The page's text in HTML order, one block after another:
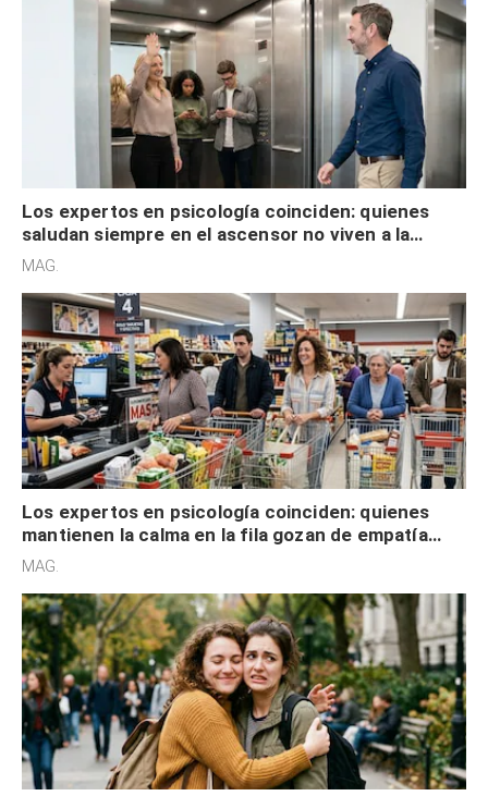
Los expertos en psicología coinciden: quienes
saludan siempre en el ascensor no viven a la
defensiva y tienen apertura social
MAG.
Los expertos en psicología coinciden: quienes
mantienen la calma en la fila gozan de empatía
cognitiva, gratitud y no solo tienen autocontrol
MAG.